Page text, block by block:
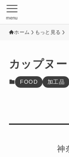
menu
ホーム もっと見る
カップヌ
FOOD 加工品
神